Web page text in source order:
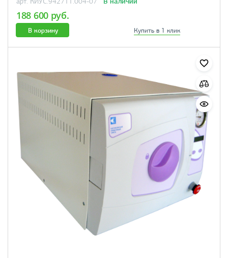
188 600 руб.
В корзину Купить в 1 клик